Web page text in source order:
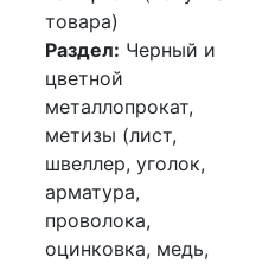
товара)
Раздел: Черный и
цветной
металлопрокат,
метизы (лист,
швеллер, уголок,
арматура,
проволока,
оцинковка, медь,